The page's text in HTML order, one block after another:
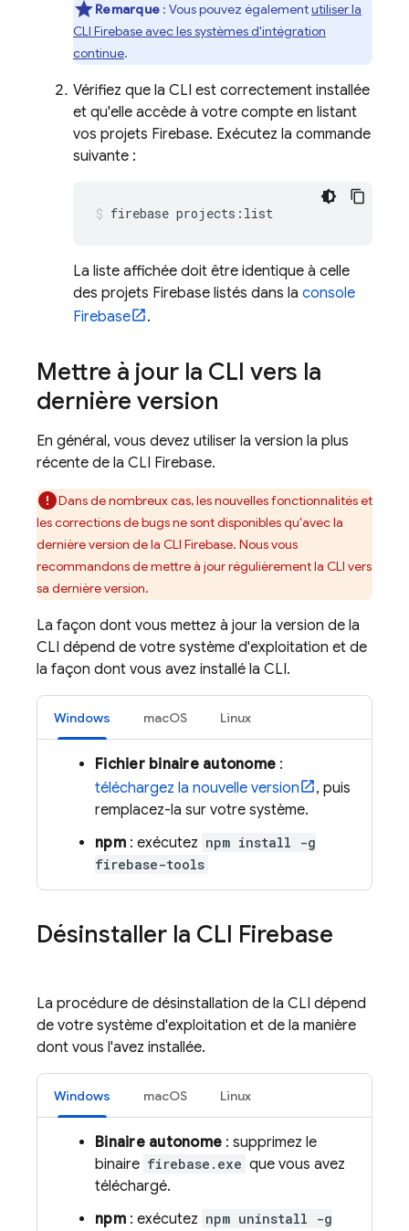
Remarque : Vous pouvez égalementutiliser la
CLI Firebaseavec les systèmes d'intégration
continue.
Vérifiez que la CLI est correctement installée
et qu'elle accède à votre compte en listant
vos projets Firebase. Exécutez la commande
suivante :
firebase projects:list
La liste affichée doit être identique à celle
des projets Firebase listés dans la console
Firebase
.
Mettre à jour la CLI vers la
dernière version
En général, vous devez utiliser la version la plus
récente de la CLI Firebase.
Dans de nombreux cas, les nouvelles fonctionnalités et
les corrections de bugs ne sont disponibles qu'avec la
dernière version de la CLI Firebase. Nous vous
recommandons de mettre à jour régulièrement la CLI vers
sa dernière version.
La façon dont vous mettez à jour la version de la
CLI dépend de votre système d'exploitation et de
la façon dont vous avez installé la CLI.
Windows macOS Linux
Fichier binaire autonome :
téléchargez la nouvelle version
, puis
remplacez-la sur votre système.
npm: exécutez npm install -g
firebase-tools
Désinstaller la CLI Firebase
La procédure de désinstallation de la CLI dépend
de votre système d'exploitation et de la manière
dont vous l'avez installée.
Windows macOS Linux
Binaire autonome : supprimez le
binaire firebase.exe que vous avez
téléchargé.
npm: exécutez npm uninstall -g